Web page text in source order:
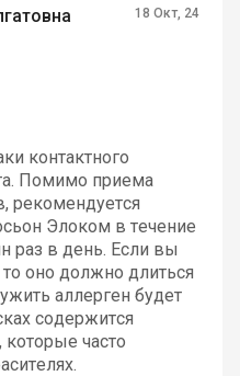
18 Окт, 24
контактного
Помимо приема
рекомендуется
Элоком в течение
раз в день. Если вы
оно должно длиться
аллерген будет
содержится
часто